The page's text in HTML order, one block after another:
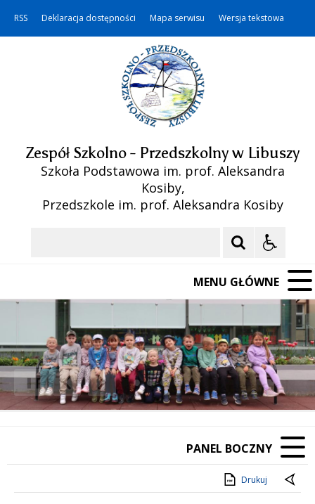
RSS Deklaracja dostępności Mapa serwisu Wersja tekstowa
Zespół Szkolno - Przedszkolny w Libuszy
Szkoła Podstawowa im. prof. Aleksandra
Kosiby,
Przedszkole im. prof. Aleksandra Kosiby
MENU GŁÓWNE
Poprzedni Element
Następny Element
❚❚
PANEL BOCZNY
Drukuj